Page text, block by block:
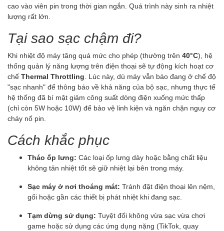
cao vào viên pin trong thời gian ngắn. Quá trình này sinh ra nhiệt
lượng rất lớn.
Tại sao sạc chậm đi?
Khi nhiệt độ máy tăng quá mức cho phép (thường trên 40°C), hệ
thống quản lý năng lượng trên điện thoại sẽ tự động kích hoạt cơ
chế Thermal Throttling . Lúc này, dù máy vẫn báo đang ở chế độ
"sạc nhanh" để thông báo về khả năng của bộ sạc, nhưng thực tế
hệ thống đã bí mật giảm công suất dòng điện xuống mức thấp
(chỉ còn 5W hoặc 10W) để bảo vệ linh kiện và ngăn chặn nguy cơ
cháy nổ pin.
Cách khắc phục
Tháo ốp lưng: Các loại ốp lưng dày hoặc bằng chất liệu
không tản nhiệt tốt sẽ giữ nhiệt lại bên trong máy.
Sạc máy ở nơi thoáng mát: Tránh đặt điện thoại lên nệm,
gối hoặc gần các thiết bị phát nhiệt khi đang sạc.
Tạm dừng sử dụng: Tuyệt đối không vừa sạc vừa chơi
game hoặc sử dụng các ứng dụng nặng (TikTok, quay